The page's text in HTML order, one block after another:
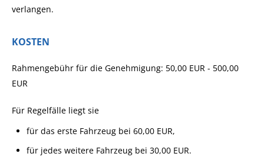
verlangen.
KOSTEN
Rahmengebühr für die Genehmigung: 50,00 EUR - 500,00
EUR
Für Regelfälle liegt sie
für das erste Fahrzeug bei 60,00 EUR,
für jedes weitere Fahrzeug bei 30,00 EUR.